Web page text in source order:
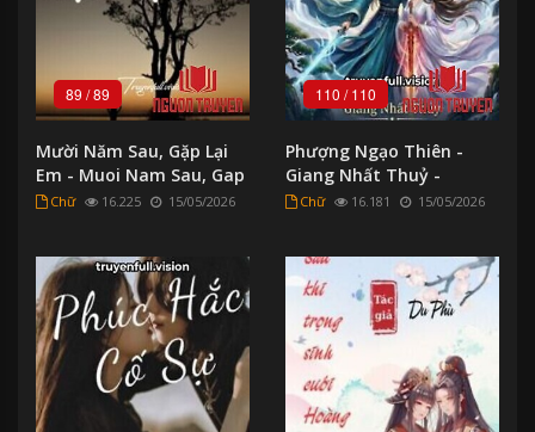
89 /89
Mười Năm Sau, Gặp Lại
Em - Muoi Nam Sau, Gap
Lai Em
Chữ 16.225 15/05/2026
110 / 110
Phượng Ngạo Thiên -
Giang Nhất Thuỷ -
Phuong Ngao Thien -
Chữ 16.181 15/05/2026